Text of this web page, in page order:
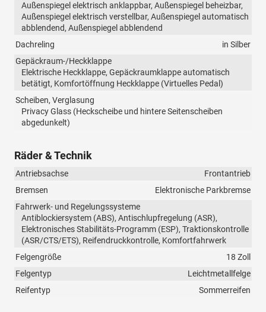
Außenspiegel elektrisch anklappbar, Außenspiegel beheizbar,
Außenspiegel elektrisch verstellbar, Außenspiegel automatisch
abblendend, Außenspiegel abblendend
Dachreling
in Silber
Gepäckraum-/Heckklappe
Elektrische Heckklappe, Gepäckraumklappe automatisch
betätigt, Komfortöffnung Heckklappe (Virtuelles Pedal)
Scheiben, Verglasung
Privacy Glass (Heckscheibe und hintere Seitenscheiben
abgedunkelt)
Räder & Technik
Antriebsachse
Frontantrieb
Bremsen
Elektronische Parkbremse
Fahrwerk- und Regelungssysteme
Antiblockiersystem (ABS), Antischlupfregelung (ASR),
Elektronisches Stabilitäts-Programm (ESP), Traktionskontrolle
(ASR/CTS/ETS), Reifendruckkontrolle, Komfortfahrwerk
Felgengröße
18 Zoll
Felgentyp
Leichtmetallfelge
Reifentyp
Sommerreifen